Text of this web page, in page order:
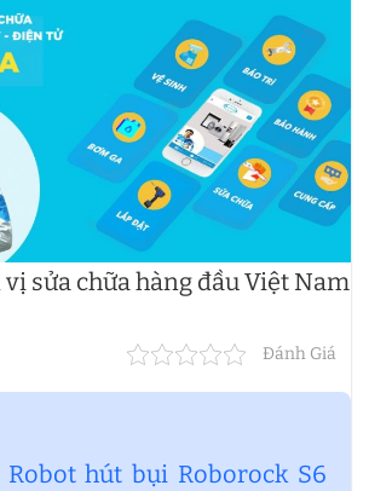
sửa chữa hàng đầu Việt Nam
Đánh Giá
hút bụi Roborock S6